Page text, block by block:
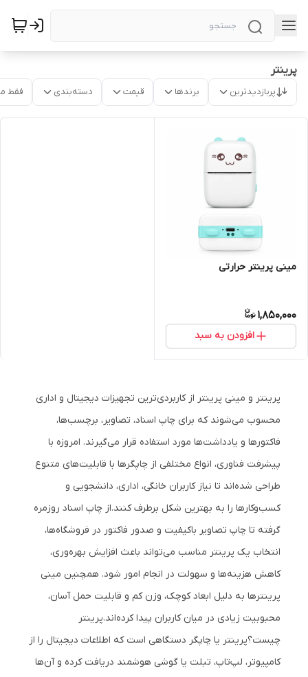
پرینتر
پربازدیدترین برندها قیمت دسته‌بندی فقط
مینی پرینتر حرارتی
1,850,000
افزودن به سبد
پرینتر و مینی پرینتر از کاربردی‌ترین تجهیزات دیجیتال و اداری
محسوب می‌شوند که برای چاپ اسناد، تصاویر، برچسب‌ها،
فاکتورها و یادداشت‌ها مورد استفاده قرار می‌گیرند. امروزه با
پیشرفت فناوری، انواع مختلفی از چاپگرها با قابلیت‌های متنوع
طراحی شده‌اند تا نیاز کاربران خانگی، اداری، دانشجویی و
کسب‌وکارها را به بهترین شکل برطرف کنند.از چاپ اسناد روزمره
گرفته تا چاپ تصاویر باکیفیت و صدور فاکتور در فروشگاه‌ها،
انتخاب یک پرینتر مناسب می‌تواند باعث افزایش بهره‌وری،
کاهش هزینه‌ها و سهولت در انجام امور شود. همچنین مینی
پرینترها به دلیل ابعاد کوچک، وزن کم و قابلیت حمل آسان،
محبوبیت زیادی در میان کاربران پیدا کرده‌اند.پرینتر
چیست؟پرینتر یا چاپگر دستگاهی است که اطلاعات دیجیتال را از
کامپیوتر، لپ‌تاپ، تبلت یا گوشی هوشمند دریافت کرده و آن‌ها